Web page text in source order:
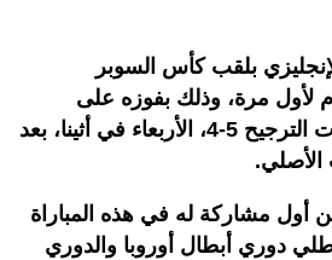
بلقب كأس السوبر
لأول مرة، وذلك بفوزه على
إشبيلية الإسباني بركلات الترجيح 5-4، الأربعاء في أثينا، بعد
أول مشاركة له في هذه المباراة
دوري أبطال أوروبا والدوري